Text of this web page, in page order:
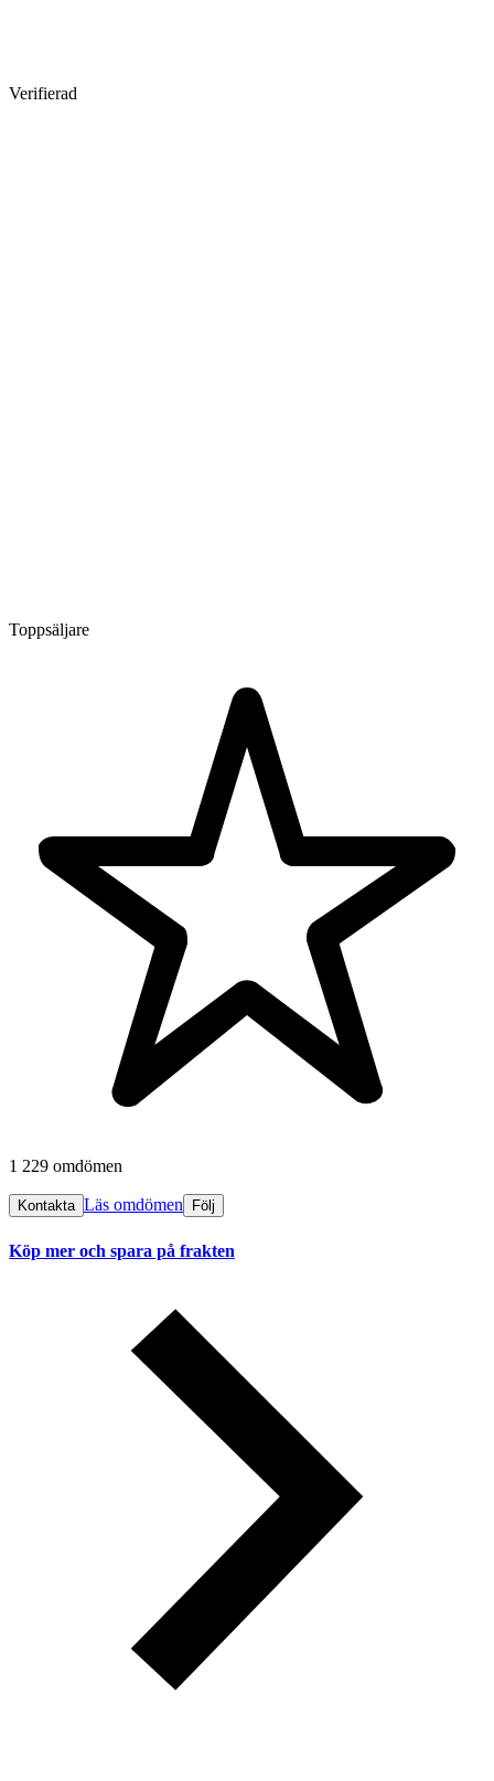
Verifierad
Toppsäljare
1 229 omdömen
Kontakta Läs omdömen Följ
Köp mer och spara på frakten